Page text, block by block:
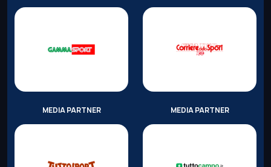
MEDIA PARTNER MEDIA PARTNER